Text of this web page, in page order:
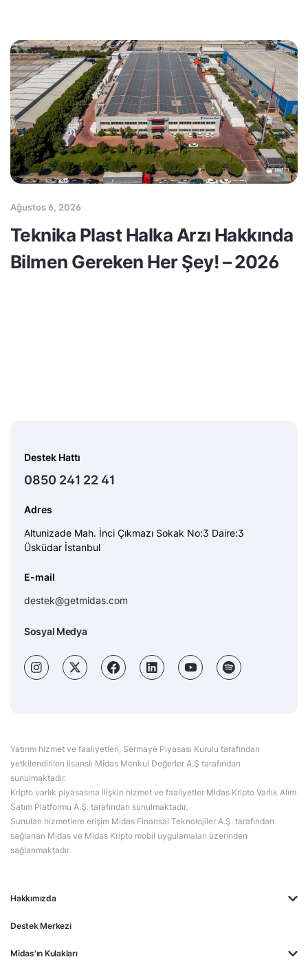
Ağustos 6, 2026
Teknika Plast Halka Arzı Hakkında
Bilmen Gereken Her Şey! – 2026
Hakkımızda
Destek Merkezi
Midas'ın Kulakları
Destek Hattı
0850 241 22 41
Adres
Altunizade Mah. İnci Çıkmazı Sokak No:3 Daire:3
Üsküdar İstanbul
E-mail
destek@getmidas.com
Sosyal Medya
Yatırım hizmet ve faaliyetleri, Sermaye Piyasası Kurulu tarafından
yetkilendirilen lisanslı Midas Menkul Değerler A.Ş tarafından
sunulmaktadır.
Kripto varlık piyasasına ilişkin hizmet ve faaliyetler Midas Kripto Varlık Alım
Satım Platformu A.Ş. tarafından sunulmaktadır.
Sunulan hizmetlere erişim Midas Finansal Teknolojiler A.Ş. tarafından
sağlanan Midas ve Midas Kripto mobil uygulamaları üzerinden
sağlanmaktadır.